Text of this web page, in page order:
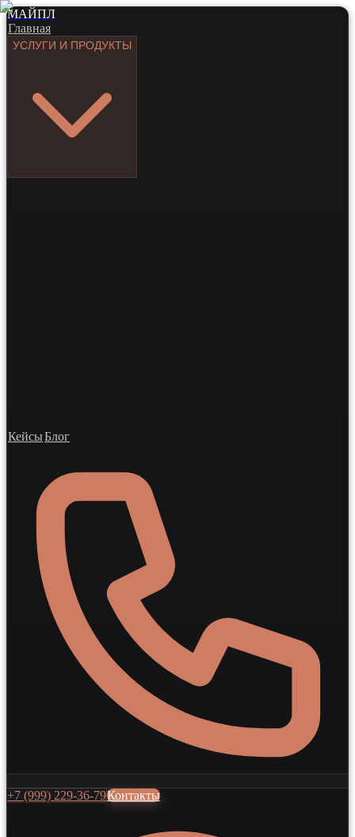
МАЙПЛ
Главная
УСЛУГИ И ПРОДУКТЫ
КейсыБлог
+7 (999) 229-36-79Контакты